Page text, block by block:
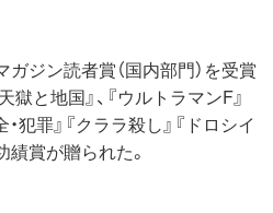
ジン読者賞（国内部門）を受賞
と地国』、『ウルトラマンF』
罪』『クララ殺し』『ドロシイ
績賞が贈られた。